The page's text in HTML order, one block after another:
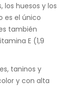
los huesos y los
es el único
también
E (1,9
taninos y
y con alta